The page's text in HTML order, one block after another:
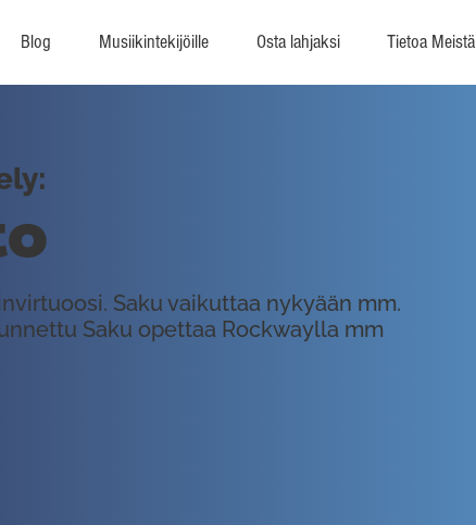
Blog Musiikintekijöille Osta lahjaksi Tietoa Meistä
Saku vaikuttaa nykyään mm.
Saku opettaa Rockwaylla mm